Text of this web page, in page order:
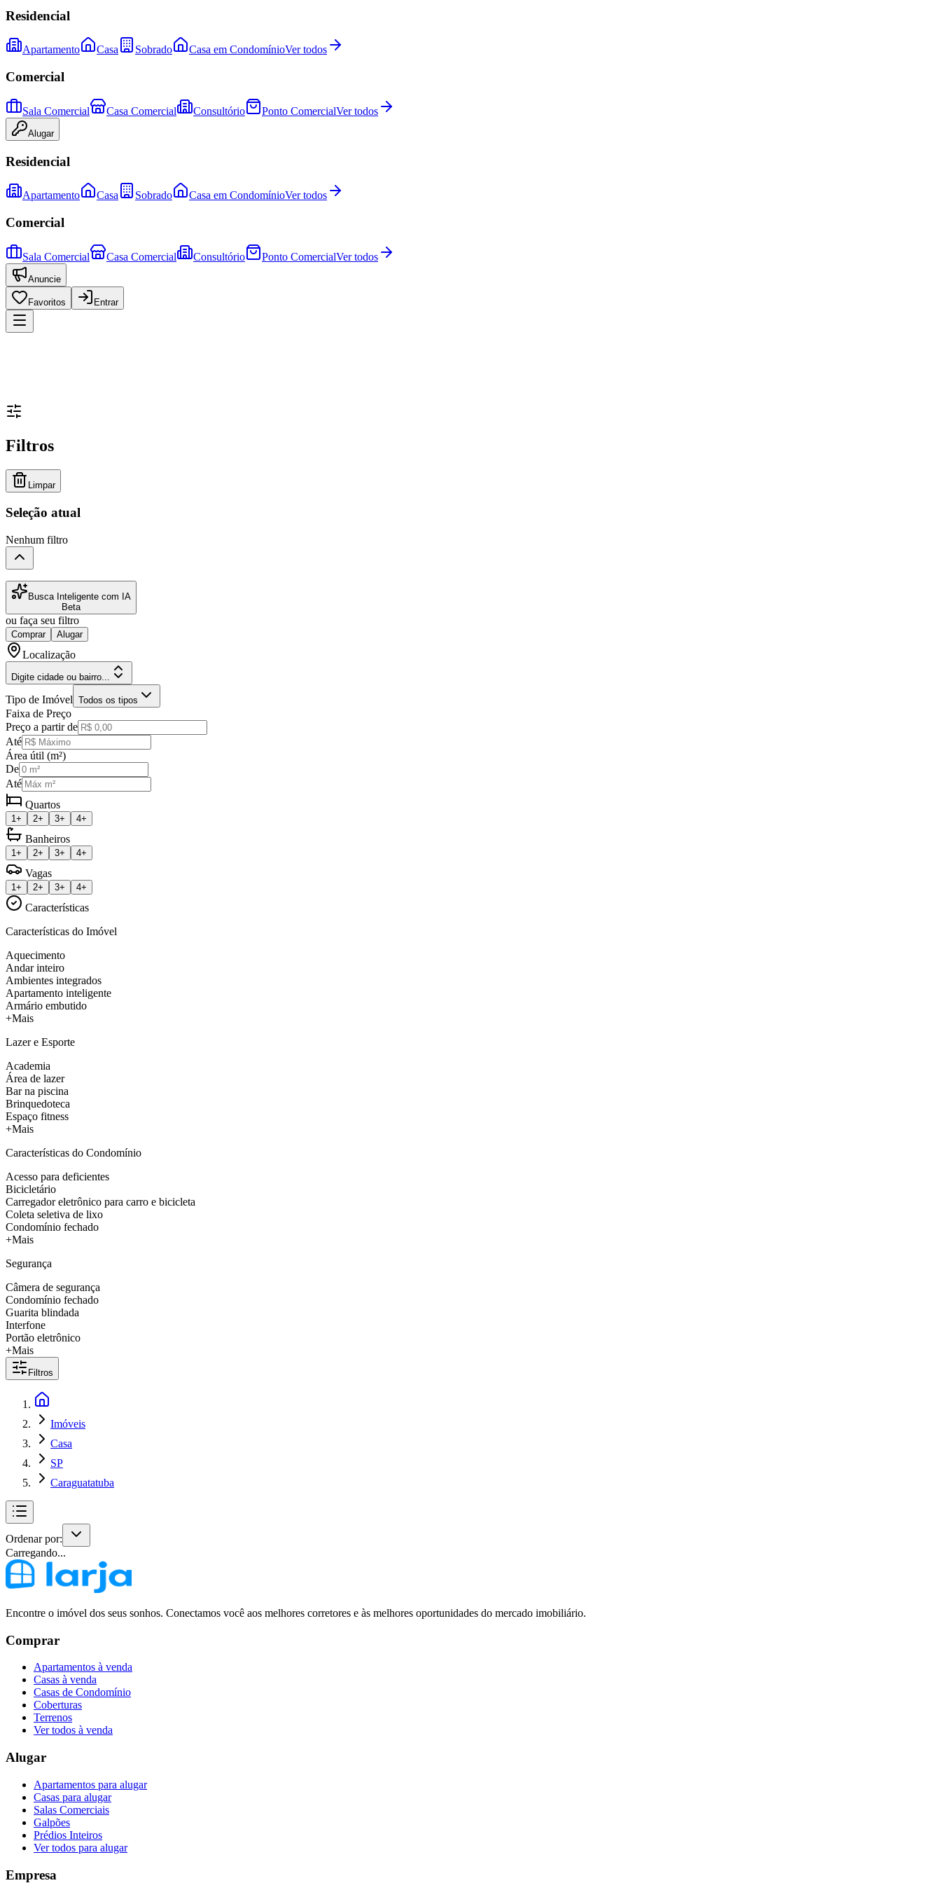
Residencial
Apartamento Casa Sobrado Casa em CondomínioVer todos
Comercial
Sala Comercial Casa Comercial Consultório Ponto ComercialVer todos
Alugar
Residencial
Apartamento Casa Sobrado Casa em CondomínioVer todos
Comercial
Sala Comercial Casa Comercial Consultório Ponto ComercialVer todos
Anuncie
Favoritos Entrar
Filtros
Limpar
Seleção atual
Nenhum filtro
Busca Inteligente com IA
Beta
ou faça seu filtro
Comprar Alugar
Localização
Digite cidade ou bairro...
Tipo de Imóvel Todos os tipos
Faixa de Preço
Preço a partir de
Até
Área útil (m²)
De
Até
Quartos
1+ 2+ 3+ 4+
Banheiros
1+ 2+ 3+ 4+
Vagas
1+ 2+ 3+ 4+
Características
Características do Imóvel
Aquecimento
Andar inteiro
Ambientes integrados
Apartamento inteligente
Armário embutido
+Mais
Lazer e Esporte
Academia
Área de lazer
Bar na piscina
Brinquedoteca
Espaço fitness
+Mais
Características do Condomínio
Acesso para deficientes
Bicicletário
Carregador eletrônico para carro e bicicleta
Coleta seletiva de lixo
Condomínio fechado
+Mais
Segurança
Câmera de segurança
Condomínio fechado
Guarita blindada
Interfone
Portão eletrônico
+Mais
Filtros
Imóveis
Casa
SP
Caraguatatuba
Ordenar por:
Carregando...
Encontre o imóvel dos seus sonhos. Conectamos você aos melhores corretores e às melhores oportunidades do mercado imobiliário.
Comprar
Apartamentos à venda
Casas à venda
Casas de Condomínio
Coberturas
Terrenos
Ver todos à venda
Alugar
Apartamentos para alugar
Casas para alugar
Salas Comerciais
Galpões
Prédios Inteiros
Ver todos para alugar
Empresa